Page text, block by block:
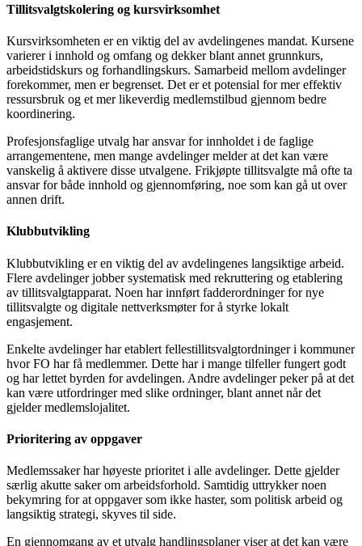
Tillitsvalgtskolering og kursvirksomhet
Kursvirksomheten er en viktig del av avdelingenes mandat. Kursene
varierer i innhold og omfang og dekker blant annet grunnkurs,
arbeidstidskurs og forhandlingskurs. Samarbeid mellom avdelinger
forekommer, men er begrenset. Det er et potensial for mer effektiv
ressursbruk og et mer likeverdig medlemstilbud gjennom bedre
koordinering.
Profesjonsfaglige utvalg har ansvar for innholdet i de faglige
arrangementene, men mange avdelinger melder at det kan være
vanskelig å aktivere disse utvalgene. Frikjøpte tillitsvalgte må ofte ta
ansvar for både innhold og gjennomføring, noe som kan gå ut over
annen drift.
Klubbutvikling
Klubbutvikling er en viktig del av avdelingenes langsiktige arbeid.
Flere avdelinger jobber systematisk med rekruttering og etablering
av tillitsvalgtapparat. Noen har innført fadderordninger for nye
tillitsvalgte og digitale nettverksmøter for å styrke lokalt
engasjement.
Enkelte avdelinger har etablert fellestillitsvalgtordninger i kommuner
hvor FO har få medlemmer. Dette har i mange tilfeller fungert godt
og har lettet byrden for avdelingen. Andre avdelinger peker på at det
kan være utfordringer med slike ordninger, blant annet når det
gjelder medlemslojalitet.
Prioritering av oppgaver
Medlemssaker har høyeste prioritet i alle avdelinger. Dette gjelder
særlig akutte saker om arbeidsforhold. Samtidig uttrykker noen
bekymring for at oppgaver som ikke haster, som politisk arbeid og
langsiktig strategi, skyves til side.
En gjennomgang av et utvalg handlingsplaner viser at det kan være